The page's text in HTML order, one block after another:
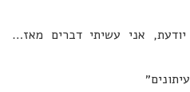
אני עשיתי דברים מאז…